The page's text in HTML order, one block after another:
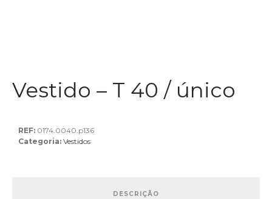
Vestido – T 40 / único
REF: 0174.0040.p136
Categoria: Vestidos
DESCRIÇÃO